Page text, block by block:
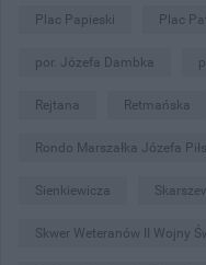
Plac Papieski Plac
por. Józefa Dambka
Rejtana Retmańska
Rondo Marszałka Józefa
Sienkiewicza
Skwer Weteranów II Wojny